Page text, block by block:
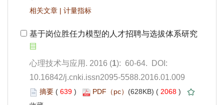
|
): 60-64. DOI:
10.16842/j.cnki.issn2095-5588.2016.01.009
639 ) 2068 )